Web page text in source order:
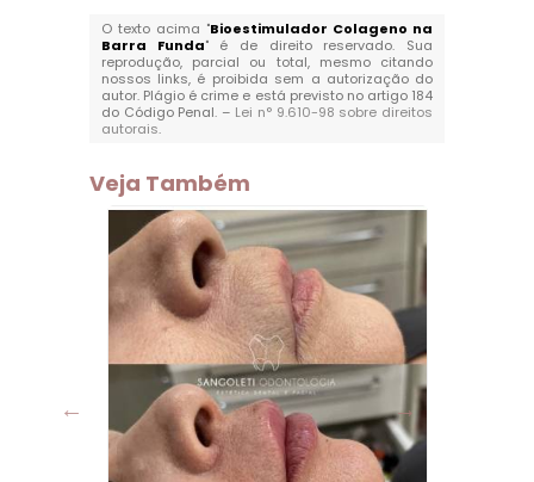
O texto acima "Bioestimulador Colageno na
Barra Funda" é de direito reservado. Sua
reprodução, parcial ou total, mesmo citando
nossos links, é proibida sem a autorização do
autor. Plágio é crime e está previsto no artigo 184
do Código Penal. – Lei n° 9.610-98 sobre direitos
autorais.
Veja Também